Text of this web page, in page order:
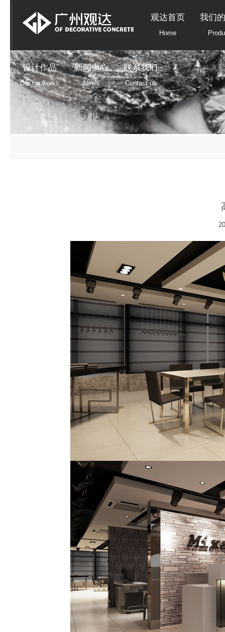
观达首页
Home
我们
设计作品
Design works
新闻中心
News
联系我们
Contact us